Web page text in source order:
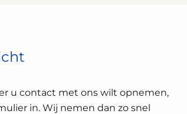
u contact met ons wilt opnemen,
in. Wij nemen dan zo snel